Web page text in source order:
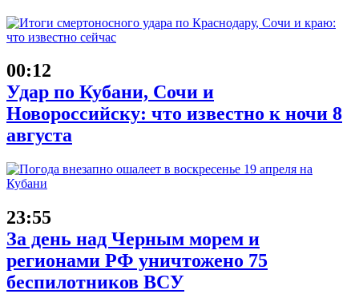
00:12
Удар по Кубани, Сочи и
Новороссийску: что известно к ночи 8
августа
23:55
За день над Черным морем и
регионами РФ уничтожено 75
беспилотников ВСУ